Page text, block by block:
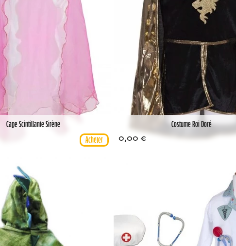
Cape Scintillante Sirène Costume Roi Doré
0,00 €